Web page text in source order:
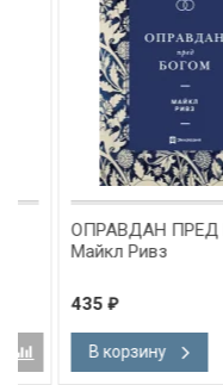
ОПРАВДАН ПРЕД
Майкл Ривз
₽
В корзину